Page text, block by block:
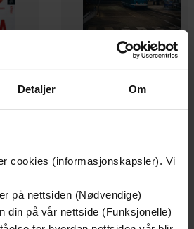
Detaljer Om
cookies (informasjonskapsler). Vi
på nettsiden (Nødvendige)
din på vår nettside (Funksjonelle)
349,-
romantic read that will have you